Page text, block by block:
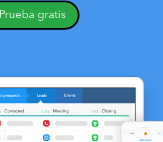
Prueba gratis